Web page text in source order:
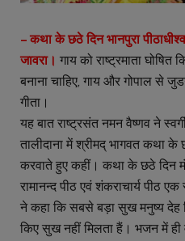
– कथा के छठे दिन भानपुरा
जावरा। गाय को राष्ट्रमाता
बनाना चाहिए, गाय और गोपाल से
गीता।
यह बात राष्ट्रसंत नमन वैष्णव ने
तालीदाना में श्रीमद् भागवत कथा
करवाते हुए कहीं। कथा के छठे दिन
रामानन्द पीठ एवं शंकराचार्य पीठ
ने कहा कि सबसे बड़ा सुख मनुष्य देह
किए सुख नहीं मिलता हैं। भजन में